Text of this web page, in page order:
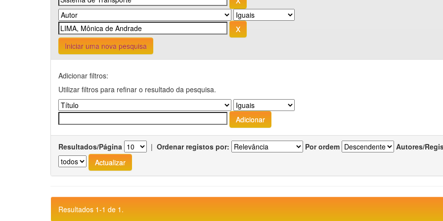
Iniciar uma nova pesquisa
Adicionar filtros:
Utilizar filtros para refinar o resultado da pesquisa.
Resultados/Página | Ordenar registos por: Por ordem Autores/
Resultados 1-1 de 1.